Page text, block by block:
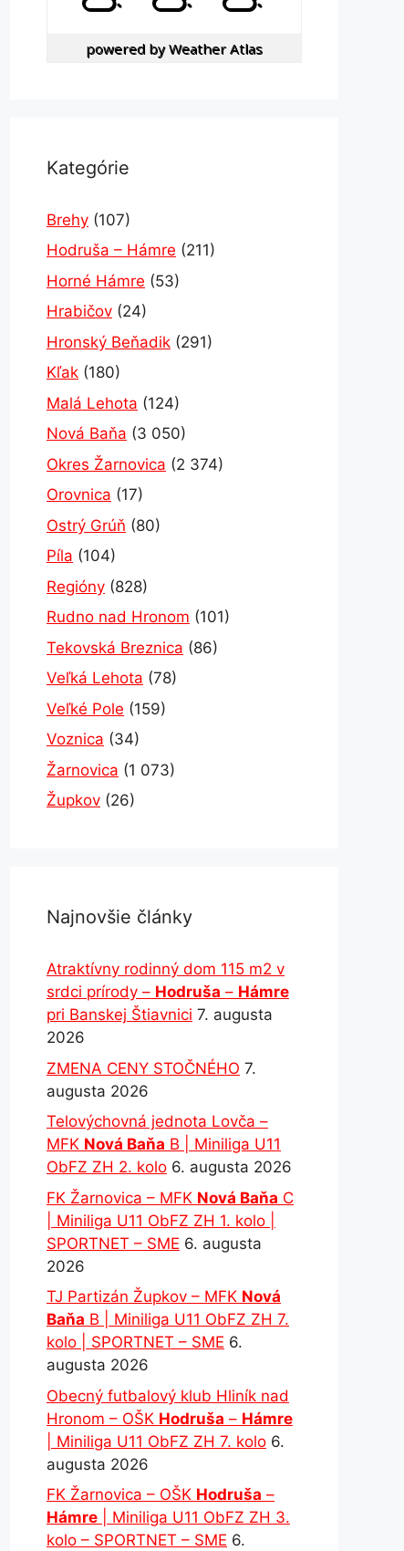
powered byWeather Atlas
Kategórie
Brehy (107)
Hodruša – Hámre (211)
Horné Hámre (53)
Hrabičov (24)
Hronský Beňadik (291)
Kľak (180)
Malá Lehota (124)
Nová Baňa (3 050)
Okres Žarnovica (2 374)
Orovnica (17)
Ostrý Grúň (80)
Píla (104)
Regióny (828)
Rudno nad Hronom (101)
Tekovská Breznica (86)
Veľká Lehota (78)
Veľké Pole (159)
Voznica (34)
Žarnovica (1 073)
Župkov (26)
Najnovšie články
Atraktívny rodinný dom 115 m2 v
srdci prírody – Hodruša – Hámre
pri Banskej Štiavnici 7. augusta
2026
ZMENA CENY STOČNÉHO 7.
augusta 2026
Telovýchovná jednota Lovča –
MFK Nová Baňa B | Miniliga U11
ObFZ ZH 2. kolo 6. augusta 2026
FK Žarnovica – MFK Nová Baňa C
| Miniliga U11 ObFZ ZH 1. kolo |
SPORTNET – SME 6. augusta
2026
TJ Partizán Župkov – MFK Nová
Baňa B | Miniliga U11 ObFZ ZH 7.
kolo | SPORTNET – SME 6.
augusta 2026
Obecný futbalový klub Hliník nad
Hronom – OŠK Hodruša – Hámre
| Miniliga U11 ObFZ ZH 7. kolo 6.
augusta 2026
FK Žarnovica – OŠK Hodruša –
Hámre | Miniliga U11 ObFZ ZH 3.
kolo – SPORTNET – SME 6.